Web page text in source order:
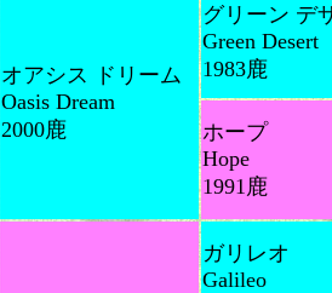
オアシス ドリーム
Oasis Dream
2000鹿
グリーン デ
Green Desert
1983鹿
ホープ
Hope
1991鹿
ガリレオ
Galileo